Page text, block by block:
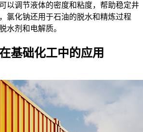
以调节液体的密度和粘度，帮助稳定井
氯化钠还用于石油的脱水和精炼过程
水剂和电解质。
基础化工中的应用